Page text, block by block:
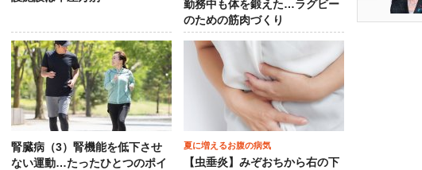
勤務中も体を鍛えた…ラグビー
のための筋肉づくり
腎臓病（3）腎機能を低下させ
ない運動…たったひとつのポイ
夏に増えるお腹の病気
【虫垂炎】みぞおちから右の下